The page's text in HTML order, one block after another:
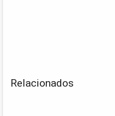
Relacionados